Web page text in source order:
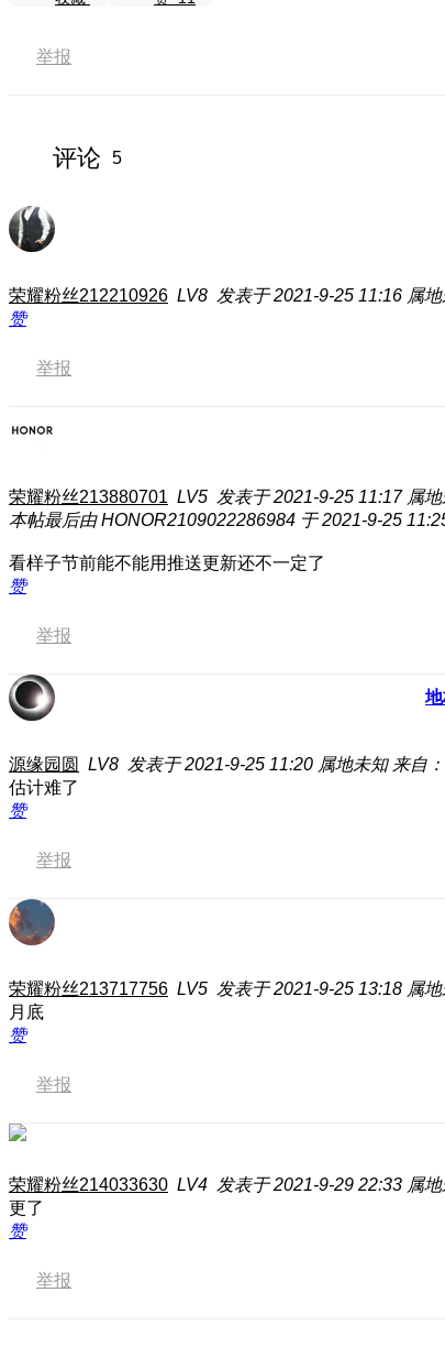
举报
评论 5
荣耀粉丝212210926 LV8 发表于 2021-9-25 11:16 属
赞
举报
荣耀粉丝213880701 LV5 发表于 2021-9-25 11:17 属
本帖最后由 HONOR2109022286984 于 2021-9-25
看样子节前能不能用推送更新还不一定了
赞
举报
源缘园圆 LV8 发表于 2021-9-25 11:20 属地未知 来自
估计难了
赞
举报
荣耀粉丝213717756 LV5 发表于 2021-9-25 13:18 属
月底
赞
举报
荣耀粉丝214033630 LV4 发表于 2021-9-29 22:33 属
更了
赞
举报